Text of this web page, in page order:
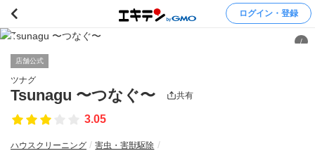
ログイン・登録
/
店舗公式
ツナグ
Tsunagu 〜つなぐ〜 共有
3.05
ハウスクリーニング
害虫・害獣駆除